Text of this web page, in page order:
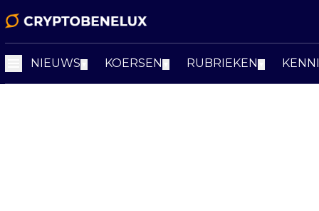
NIEUWS KOERSEN RUBRIEKEN